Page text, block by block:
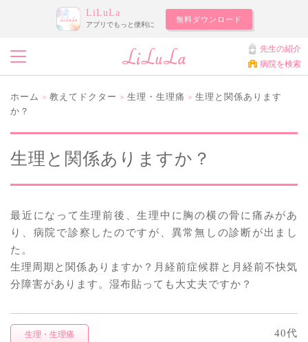
LiLuLa
アプリでもっと便利に
無料ダウンロード
先生の紹介
病院を検索
ホーム > 教えてドクター > 生理・生理痛 > 生理と関係あります
か？
生理と関係ありますか？
最近になって生理前後、生理中に胸の横の骨に痛みがあ
り、病院で診察したのですが、異常無しの診断が出まし
た。
生理周期と関係ありますか？月経前症候群と月経前不快気
分障害があります。湿布貼っても大丈夫ですか？
生理・生理痛 40代